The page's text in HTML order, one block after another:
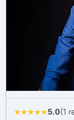
★★★★★5.0(1